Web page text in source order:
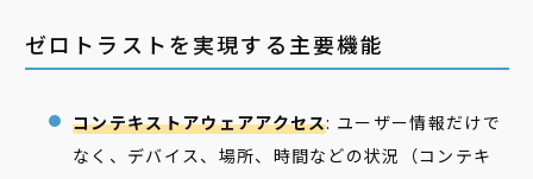
ゼロトラストを実現する主要機能
コンテキストアウェアアクセス: ユーザー情報だけで
なく、デバイス、場所、時間などの状況（コンテキ